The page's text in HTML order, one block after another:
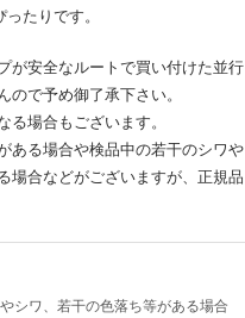
たりです。
が安全なルートで買い付けた並行
で予め御了承下さい。
場合もございます。
ある場合や検品中の若干のシワや
場合などがございますが、正規品
シワ、若干の色落ち等がある場合